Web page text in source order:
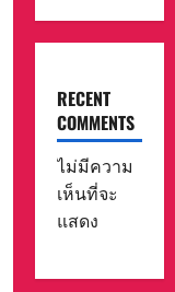
RECENT
COMMENTS
ไม่มีความ
เห็นที่จะ
แสดง